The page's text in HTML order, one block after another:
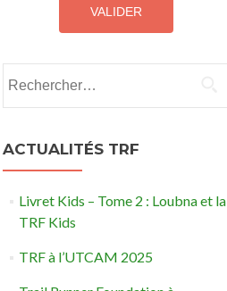
ACTUALITÉS TRF
Livret Kids – Tome 2 : Loubna et la
TRF Kids
TRF à l’UTCAM 2025